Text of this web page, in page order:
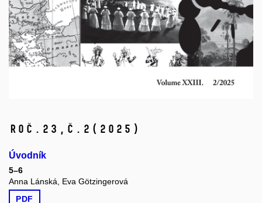
Roč.23, č.2 (2025)
Úvodník
5–6
Anna Lánská, Eva Götzingerová
PDF